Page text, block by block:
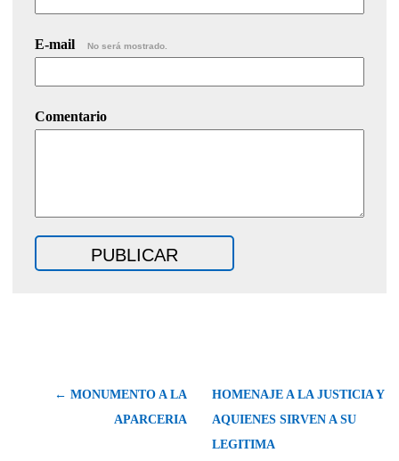
E-mail No será mostrado.
Comentario
← MONUMENTO A LA
APARCERIA
HOMENAJE A LA JUSTICIA Y
AQUIENES SIRVEN A SU
LEGITIMA